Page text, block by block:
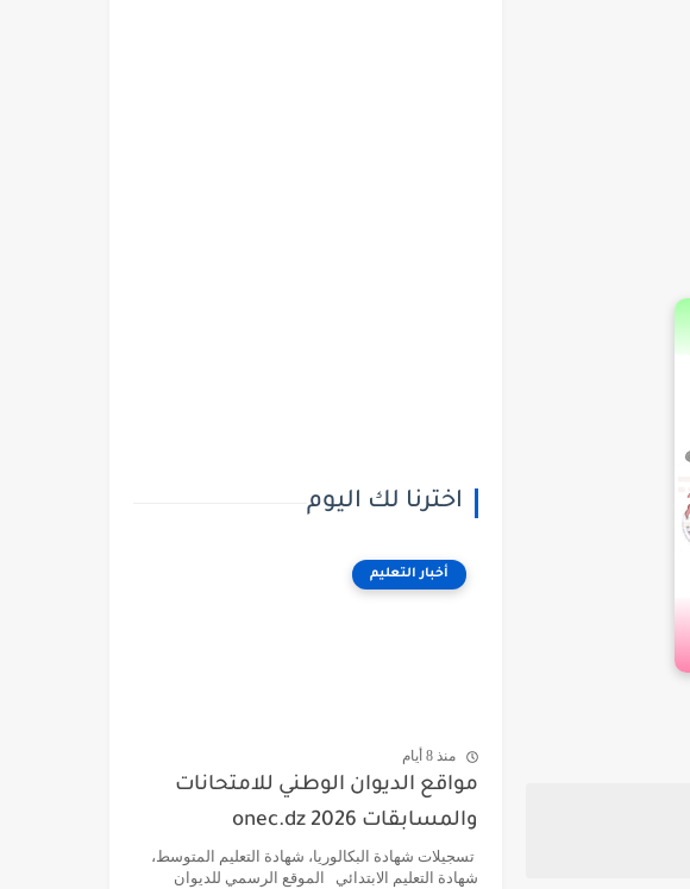
اخترنا لك اليوم
أخبار التعليم
منذ 8 أيام
مواقع الديوان الوطني للامتحانات
والمسابقات 2026 onec.dz
تسجيلات شهادة البكالوريا، شهادة التعليم المتوسط،
شهادة التعليم الابتدائي الموقع الرسمي للديوان